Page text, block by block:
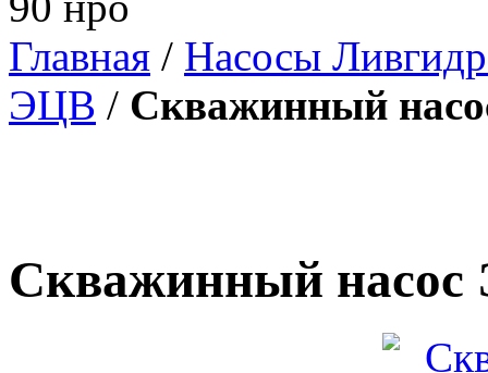
Главная / Насосы
ЭЦВ / Скважинный
Скважинный насос